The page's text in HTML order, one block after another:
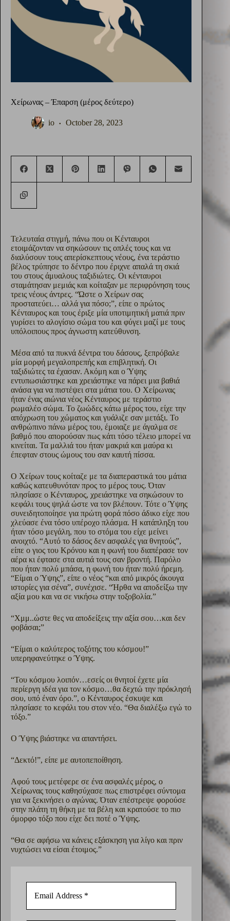
Χείρωνας – Έπαρση (μέρος δεύτερο)
io October 28, 2023
Τελευταία στιγμή, πάνω που οι Κένταυροι
ετοιμάζονταν να σηκώσουν τις οπλές τους και να
διαλύσουν τους απερίσκεπτους νέους, ένα τεράστιο
βέλος τρύπησε το δέντρο που έριχνε απαλά τη σκιά
του στους άμυαλους ταξιδιώτες. Οι κένταυροι
σταμάτησαν μεμιάς και κοίταξαν με περιφρόνηση τους
τρεις νέους άντρες. “Ώστε ο Χείρων σας
προστατεύει… αλλά για πόσο;”, είπε ο πρώτος
Κένταυρος και τους έριξε μία υποτιμητική ματιά πριν
γυρίσει το αλογίσιο σώμα του και φύγει μαζί με τους
υπόλοιπους προς άγνωστη κατεύθυνση.
Μέσα από τα πυκνά δέντρα του δάσους, ξεπρόβαλε
μία μορφή μεγαλοπρεπής και επιβλητική. Οι
ταξιδιώτες τα έχασαν. Ακόμη και ο Ύψης
εντυπωσιάστηκε και χρειάστηκε να πάρει μια βαθιά
ανάσα για να πιστέψει στα μάτια του. Ο Χείρωνας
ήταν ένας αιώνια νέος Κένταυρος με τεράστιο
ρωμαλέο σώμα. Το ζωώδες κάτω μέρος του, είχε την
απόχρωση του χώματος και γυάλιζε σαν μετάξι. Το
ανθρώπινο πάνω μέρος του, έμοιαζε με άγαλμα σε
βαθμό που απορούσαν πως κάτι τόσο τέλειο μπορεί να
κινείται. Τα μαλλιά του ήταν μακριά και μαύρα κι
έπεφταν στους ώμους του σαν καυτή πίσσα.
Ο Χείρων τους κοίταζε με τα διαπεραστικά του μάτια
καθώς κατευθυνόταν προς το μέρος τους. Όταν
πλησίασε ο Κένταυρος, χρειάστηκε να σηκώσουν το
κεφάλι τους ψηλά ώστε να τον βλέπουν. Τότε ο Ύψης
συνειδητοποίησε για πρώτη φορά πόσο άδικο είχε που
χλεύασε ένα τόσο υπέροχο πλάσμα. Η κατάπληξη του
ήταν τόσο μεγάλη, που το στόμα του είχε μείνει
ανοιχτό. “Αυτό το δάσος δεν ασφαλές για θνητούς”,
είπε ο γιος του Κρόνου και η φωνή του διαπέρασε τον
αέρα κι έφτασε στα αυτιά τους σαν βροντή. Παρόλο
που ήταν πολύ μπάσα, η φωνή του ήταν πολύ ήρεμη.
“Είμαι ο Ύψης”, είπε ο νέος “και από μικρός άκουγα
ιστορίες για σένα”, συνέχισε. “Ήρθα να αποδείξω την
αξία μου και να σε νικήσω στην τοξοβολία.”
“Χμμ..ώστε θες να αποδείξεις την αξία σου…και δεν
φοβάσαι;”
“Είμαι ο καλύτερος τοξότης του κόσμου!”
υπερηφανεύτηκε ο Ύψης.
“Του κόσμου λοιπόν…εσείς οι θνητοί έχετε μία
περίεργη ιδέα για τον κόσμο…θα δεχτώ την πρόκλησή
σου, υπό έναν όρο.”, ο Κένταυρος έσκυψε και
πλησίασε το κεφάλι του στον νέο. “Θα διαλέξω εγώ το
τόξο.”
Ο Ύψης βιάστηκε να απαντήσει.
“Δεκτό!”, είπε με αυτοπεποίθηση.
Αφού τους μετέφερε σε ένα ασφαλές μέρος, ο
Χείρωνας τους καθησύχασε πως επιστρέφει σύντομα
για να ξεκινήσει ο αγώνας. Όταν επέστρεψε φορούσε
στην πλάτη τη θήκη με τα βέλη και κρατούσε το πιο
όμορφο τόξο που είχε δει ποτέ ο Ύψης.
“Θα σε αφήσω να κάνεις εξάσκηση για λίγο και πριν
νυχτώσει να είσαι έτοιμος.”